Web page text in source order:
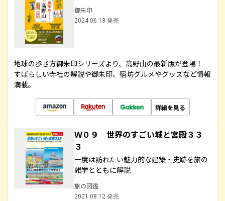
御朱印
2024.06.13 発売
地球の歩き方御朱印シリーズより、高野山の最新版が登場！
すばらしい寺社の解説や御朱印、宿坊グルメやグッズなど情報
満載。
詳細を見る
Ｗ０９ 世界のすごい城と宮殿３３
３
一度は訪れたい魅力的な建築・史跡を旅の
雑学とともに解説
旅の図鑑
2021.08.12 発売